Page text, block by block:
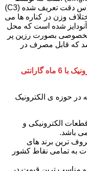
دقت تعریف شده (C3
)
فاقد اختلاف وزن در کناره ها می
آنودایز شده است که محل
بصورت رزین پر
که قابل مصرف در
تمامی لودسل های فروشگاه عارف الکترونیک با 6 ماه گارانتی
با ۴ دهه سابقه در حوزه ی الکترونیک
الکترونیکی و
باشد.
ترین برند های
به تمامی نقاط کشور